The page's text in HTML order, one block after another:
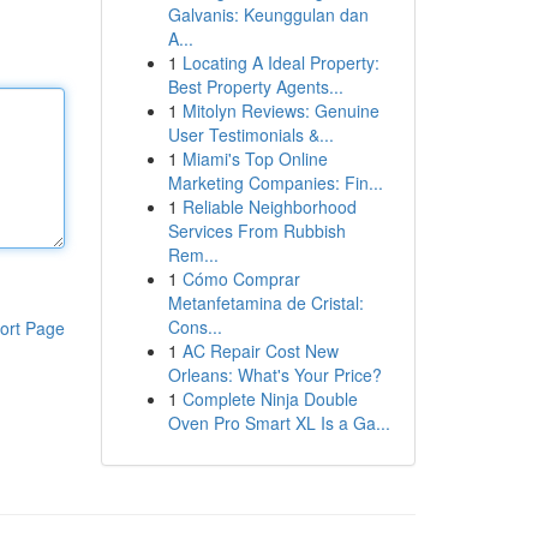
Page
Galvanis: Keunggulan dan
A...
1 Locating A Ideal Property:
Best Property Agents...
1 Mitolyn Reviews: Genuine
User Testimonials &...
1 Miami's Top Online
Marketing Companies: Fin...
1 Reliable Neighborhood
Services From Rubbish
Rem...
1 Cómo Comprar
Metanfetamina de Cristal:
Cons...
1 AC Repair Cost New
Orleans: What's Your Price?
1 Complete Ninja Double
Oven Pro Smart XL Is a Ga...